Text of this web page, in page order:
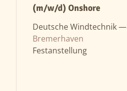
(m/w/d) Onshore
Deutsche Windtechnik —
Bremerhaven
Festanstellung